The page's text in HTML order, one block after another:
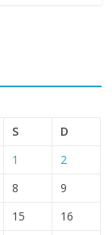
S D
1
2
8
9
15
16